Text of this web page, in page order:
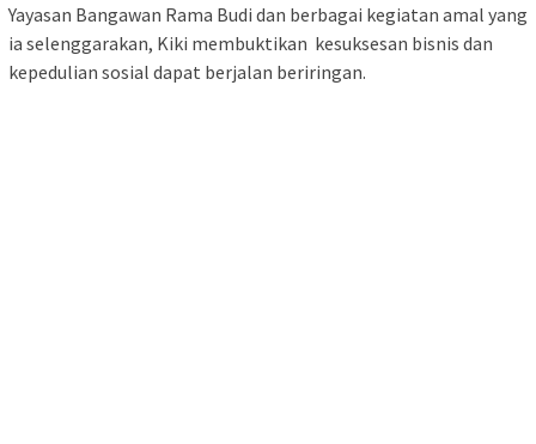
Yayasan Bangawan Rama Budi dan berbagai kegiatan amal yang
ia selenggarakan, Kiki membuktikan kesuksesan bisnis dan
kepedulian sosial dapat berjalan beriringan.